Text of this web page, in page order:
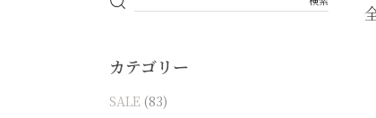
カテゴリー
SALE (83)